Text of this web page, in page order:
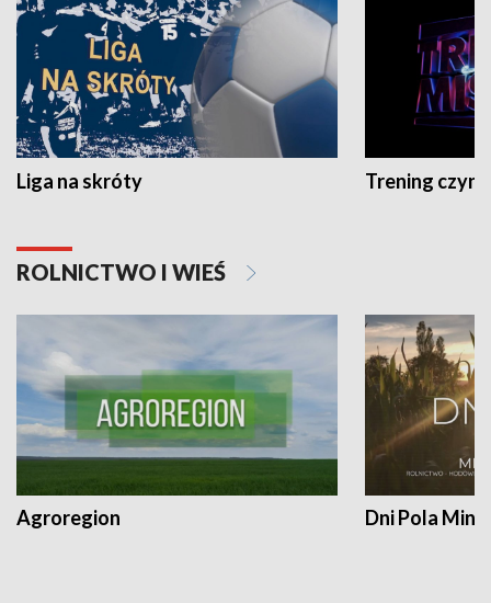
Liga na skróty Trening czyni
ROLNICTWO I WIEŚ
Agroregion Dni Pola